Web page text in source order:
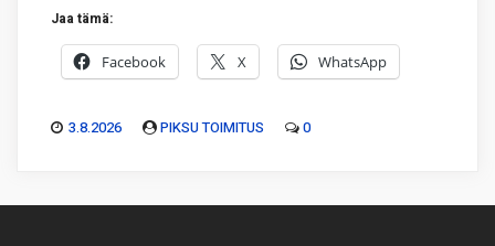
Jaa tämä:
Facebook X WhatsApp
3.8.2026 PIKSU TOIMITUS 0